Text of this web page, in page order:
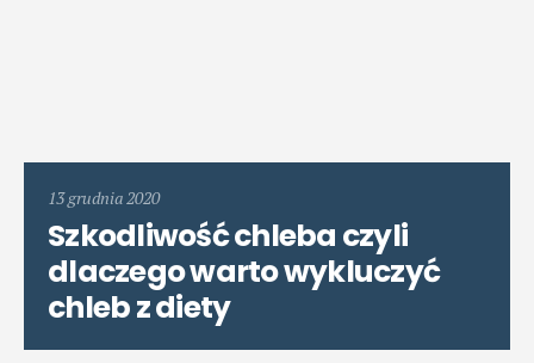
13 grudnia 2020
Szkodliwość chleba czyli
dlaczego warto wykluczyć
chleb z diety